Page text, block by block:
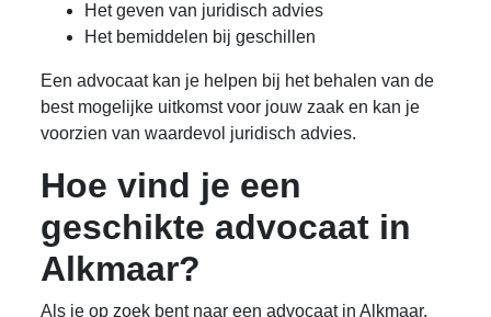
Het geven van juridisch advies
Het bemiddelen bij geschillen
Een advocaat kan je helpen bij het behalen van de
best mogelijke uitkomst voor jouw zaak en kan je
voorzien van waardevol juridisch advies.
Hoe vind je een
geschikte advocaat in
Alkmaar?
Als je op zoek bent naar een advocaat in Alkmaar,